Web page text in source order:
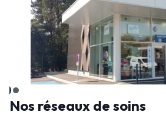
Nos réseaux de soins